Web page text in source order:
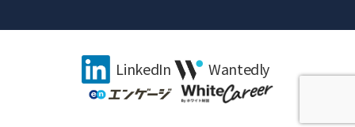
LinkedIn Wantedly